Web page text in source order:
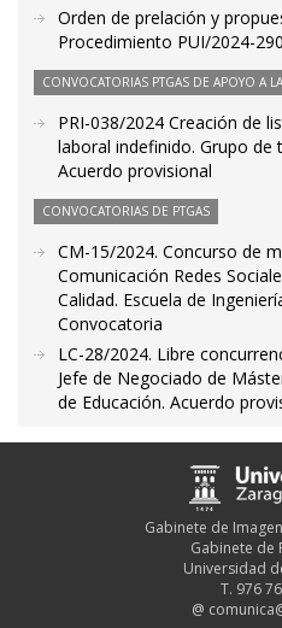
Orden de prelación y
Procedimiento PUI/2024-290
CONVOCATORIAS PTGAS DE APOYO A
PRI-038/2024 Creación de
laboral indefinido. Grupo de
Acuerdo provisional
CONVOCATORIAS DE PTGAS
CM-15/2024. Concurso de
Comunicación Redes
Calidad. Escuela de
Convocatoria
LC-28/2024. Libre
Jefe de Negociado de
de Educación. Acuerdo
Gabinete de
Gabinete de
Universidad
T. 976
@